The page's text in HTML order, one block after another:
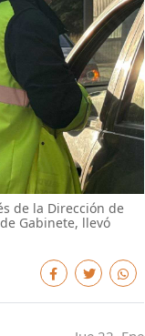
de la Dirección de
Gabinete, llevó